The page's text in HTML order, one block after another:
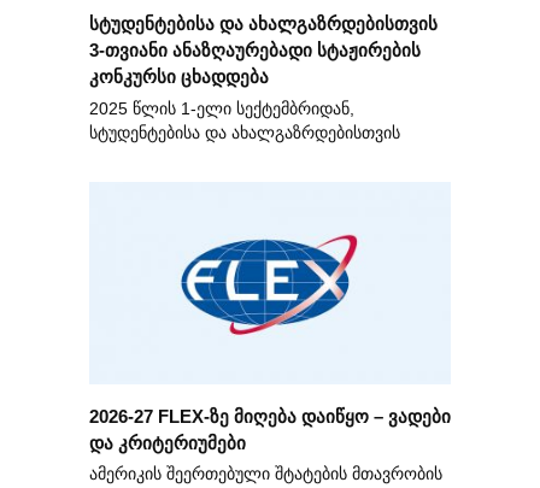
სტუდენტებისა და ახალგაზრდებისთვის
3-თვიანი ანაზღაურებადი სტაჟირების
კონკურსი ცხადდება
2025 წლის 1-ელი სექტემბრიდან,
სტუდენტებისა და ახალგაზრდებისთვის
2026-27 FLEX-ზე მიღება დაიწყო – ვადები
და კრიტერიუმები
ამერიკის შეერთებული შტატების მთავრობის